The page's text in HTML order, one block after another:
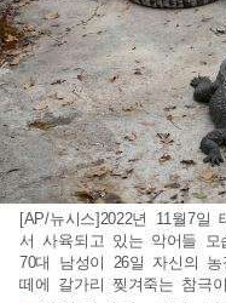
[AP/뉴시스]2022년 11월7
서 사육되고 있는 악어들 모
70대 남성이 26일 자신의
떼에 갈가리 찢겨죽는 참극